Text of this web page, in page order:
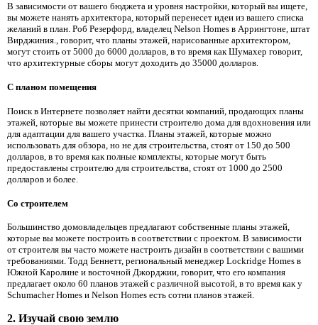
В зависимости от вашего бюджета и уровня настройки, который вы ищете,
вы можете нанять архитектора, который перенесет идеи из вашего списка
желаний в план. Роб Резерфорд, владелец Nelson Homes в Аррингтоне, штат
Вирджиния., говорит, что планы этажей, нарисованные архитектором,
могут стоить от 5000 до 6000 долларов, в то время как Шумахер говорит,
что архитектурные сборы могут доходить до 35000 долларов.
С планом помещения
Поиск в Интернете позволяет найти десятки компаний, продающих планы
этажей, которые вы можете принести строителю дома для вдохновения или
для адаптации для вашего участка. Планы этажей, которые можно
использовать для обзора, но не для строительства, стоят от 150 до 500
долларов, в то время как полные комплекты, которые могут быть
предоставлены строителю для строительства, стоят от 1000 до 2500
долларов и более.
Со строителем
Большинство домовладельцев предлагают собственные планы этажей,
которые вы можете построить в соответствии с проектом. В зависимости
от строителя вы часто можете настроить дизайн в соответствии с вашими
требованиями. Тодд Беннетт, региональный менеджер Lockridge Homes в
Южной Каролине и восточной Джорджии, говорит, что его компания
предлагает около 60 планов этажей с различной высотой, в то время как у
Schumacher Homes и Nelson Homes есть сотни планов этажей.
2. Изучай свою землю